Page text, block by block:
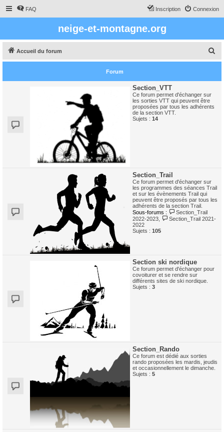
FAQ Connexion
Inscription
neige-et-montagne.org
Accueil du forum
e
Forum
Section_VTT
Ce forum permet d'échanger sur
les sorties VTT qui peuvent être
proposées par tous les adhérents
de la section VTT.
Sujets : 14
Section_Trail
Ce forum permet d'échanger sur
les programmes des séances Trail
et sur les évènements Trail qui
peuvent être proposés par tous les
adhérents de la section Trail.
Sous-forums :
Section_Trail
2022-2023
Section_Trail 2021-
2022
Sujets : 105
Section ski nordique
Ce forum permet d'échanger pour
covoiturer et se rendre sur
différents sites de ski nordique.
Sujets : 3
Section_Rando
Ce forum est dédié aux sorties
rando proposées les mardis, jeudis
et occasionnellement le dimanche.
Sujets : 5